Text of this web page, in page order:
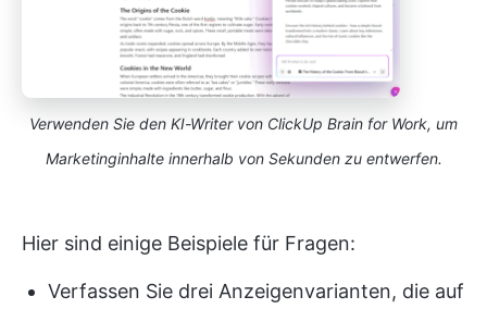
Verwenden Sie den KI-Writer von ClickUp Brain for Work, um
Marketinginhalte innerhalb von Sekunden zu entwerfen.
Hier sind einige Beispiele für Fragen:
Verfassen Sie drei Anzeigenvarianten, die auf